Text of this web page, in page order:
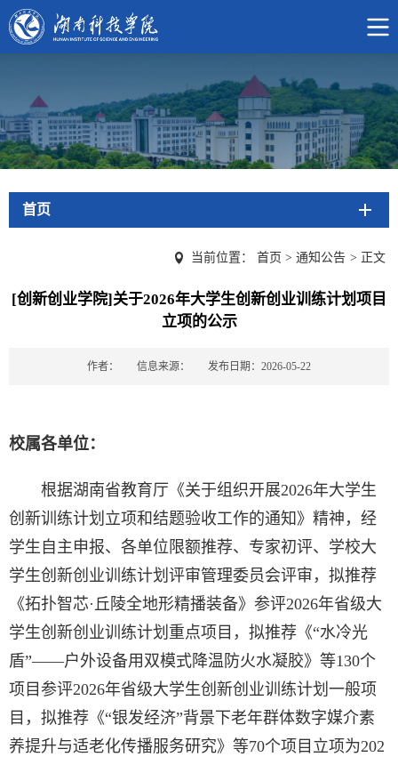
首页
当前位置： 首页 > 通知公告 > 正文
[创新创业学院]关于2026年大学生创新创业训练计划项目
立项的公示
作者： 信息来源： 发布日期：2026-05-22
校属各单位：
根据湖南省教育厅《关于组织开展2026年大学生
创新训练计划立项和结题验收工作的通知》精神，经
学生自主申报、各单位限额推荐、专家初评、学校大
学生创新创业训练计划评审管理委员会评审，拟推荐
《拓扑智芯·丘陵全地形精播装备》参评2026年省级大
学生创新创业训练计划重点项目，拟推荐《“水冷光
盾”——户外设备用双模式降温防火水凝胶》等130个
项目参评2026年省级大学生创新创业训练计划一般项
目，拟推荐《“银发经济”背景下老年群体数字媒介素
养提升与适老化传播服务研究》等70个项目立项为202